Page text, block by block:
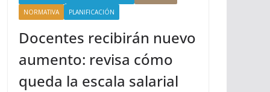
NORMATIVA
PLANIFICACIÓN
Docentes recibirán nuevo
aumento: revisa cómo
queda la escala salarial